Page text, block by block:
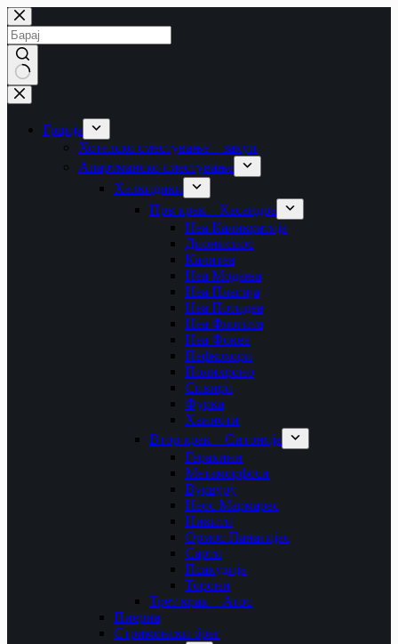
Skip
to
content
No
results
Грција
Хотелско сместување – закуп
Апартманско сместување
Халкидики
Прв крак – Касандра
Неа Каликратија
Дионисиос
Калитеа
Неа Модања
Неа Плагија
Неа Потидеа
Неа Флогита
Неа Фокеа
Пефкохори
Полихроно
Сивири
Фурка
Ханиоти
Втор крак – Ситонија
Геракини
Метаморфоси
Вурвуру
Неос Мармарас
Никити
Ормос Панагијас
Сарти
Псакудија
Торони
Трет крак – Атос
Пиериа
Стримонски брег